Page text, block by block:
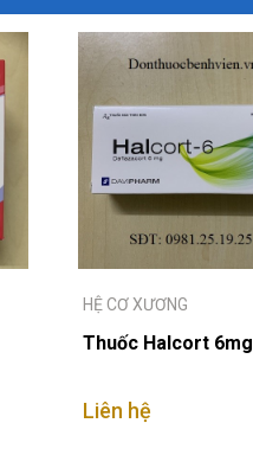
HỆ CƠ XƯƠNG
Thuốc Halcort 6mg
Liên hệ